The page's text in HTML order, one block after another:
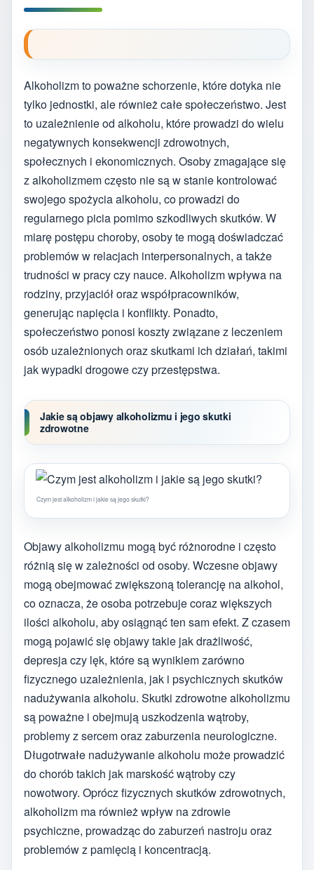
Alkoholizm to poważne schorzenie, które dotyka nie
tylko jednostki, ale również całe społeczeństwo. Jest
to uzależnienie od alkoholu, które prowadzi do wielu
negatywnych konsekwencji zdrowotnych,
społecznych i ekonomicznych. Osoby zmagające się
z alkoholizmem często nie są w stanie kontrolować
swojego spożycia alkoholu, co prowadzi do
regularnego picia pomimo szkodliwych skutków. W
miarę postępu choroby, osoby te mogą doświadczać
problemów w relacjach interpersonalnych, a także
trudności w pracy czy nauce. Alkoholizm wpływa na
rodziny, przyjaciół oraz współpracowników,
generując napięcia i konflikty. Ponadto,
społeczeństwo ponosi koszty związane z leczeniem
osób uzależnionych oraz skutkami ich działań, takimi
jak wypadki drogowe czy przestępstwa.
Jakie są objawy alkoholizmu i jego skutki
zdrowotne
Czym jest alkoholizm i jakie są jego skutki?
Objawy alkoholizmu mogą być różnorodne i często
różnią się w zależności od osoby. Wczesne objawy
mogą obejmować zwiększoną tolerancję na alkohol,
co oznacza, że osoba potrzebuje coraz większych
ilości alkoholu, aby osiągnąć ten sam efekt. Z czasem
mogą pojawić się objawy takie jak drażliwość,
depresja czy lęk, które są wynikiem zarówno
fizycznego uzależnienia, jak i psychicznych skutków
nadużywania alkoholu. Skutki zdrowotne alkoholizmu
są poważne i obejmują uszkodzenia wątroby,
problemy z sercem oraz zaburzenia neurologiczne.
Długotrwałe nadużywanie alkoholu może prowadzić
do chorób takich jak marskość wątroby czy
nowotwory. Oprócz fizycznych skutków zdrowotnych,
alkoholizm ma również wpływ na zdrowie
psychiczne, prowadząc do zaburzeń nastroju oraz
problemów z pamięcią i koncentracją.